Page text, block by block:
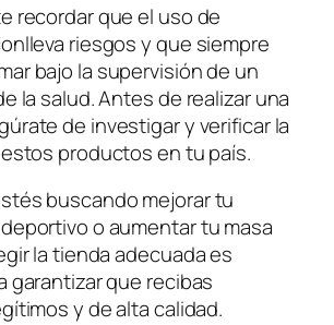
recordar que el uso de
riesgos y que siempre
bajo la supervisión de un
la salud. Antes de realizar una
de investigar y verificar la
productos en tu país.
buscando mejorar tu
o aumentar tu masa
la tienda adecuada es
garantizar que recibas
y de alta calidad.